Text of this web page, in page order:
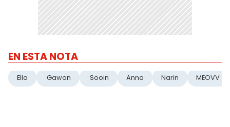
EN ESTA NOTA
Ella Gawon Sooin Anna Narin MEOVV